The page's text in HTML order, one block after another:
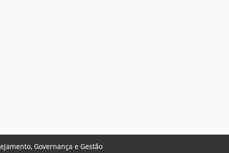
Governança e Gestão